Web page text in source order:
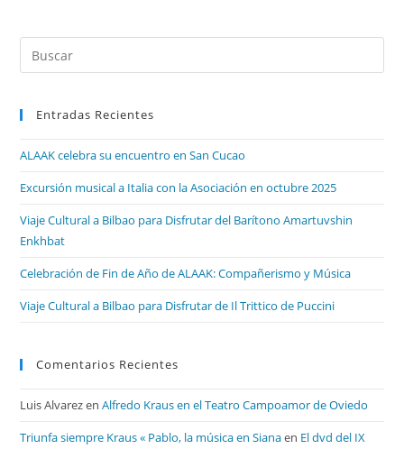
Entradas Recientes
ALAAK celebra su encuentro en San Cucao
Excursión musical a Italia con la Asociación en octubre 2025
Viaje Cultural a Bilbao para Disfrutar del Barítono Amartuvshin
Enkhbat
Celebración de Fin de Año de ALAAK: Compañerismo y Música
Viaje Cultural a Bilbao para Disfrutar de Il Trittico de Puccini
Comentarios Recientes
Luis AlvarezenAlfredo Kraus en el Teatro Campoamor de Oviedo
Triunfa siempre Kraus « Pablo, la música en Sianaen El dvd del IX